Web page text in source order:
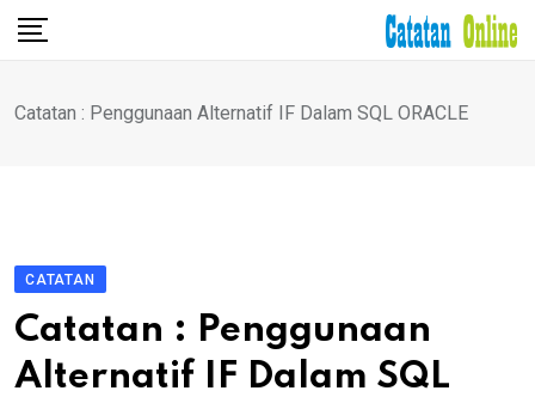
Skip
Catatan : Penggunaan Alternatif IF Dalam SQL ORACLE
CATATAN
Catatan : Penggunaan
Alternatif IF Dalam SQL